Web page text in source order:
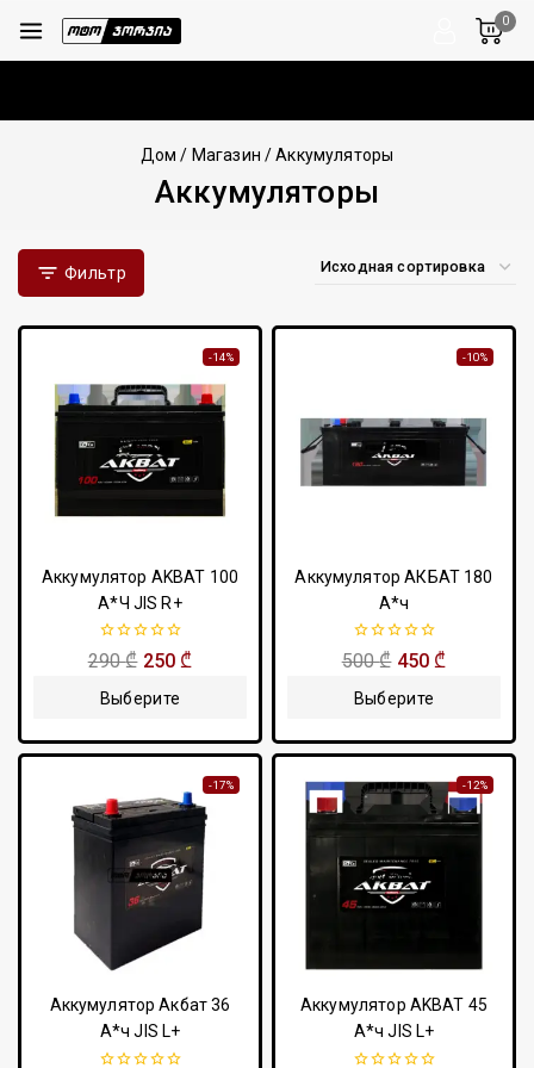
0
Дом / Магазин / Аккумуляторы
Аккумуляторы
Фильтр
-14%
Аккумулятор AKBAT 100
А*Ч JIS R+
0
из
5
290₾ 250₾
Выберите
-10%
Аккумулятор АКБАТ 180
А*ч
0
из
5
500₾ 450₾
Выберите
-17%
Аккумулятор Акбат 36
А*ч JIS L+
-12%
Аккумулятор AKBAT 45
А*ч JIS L+